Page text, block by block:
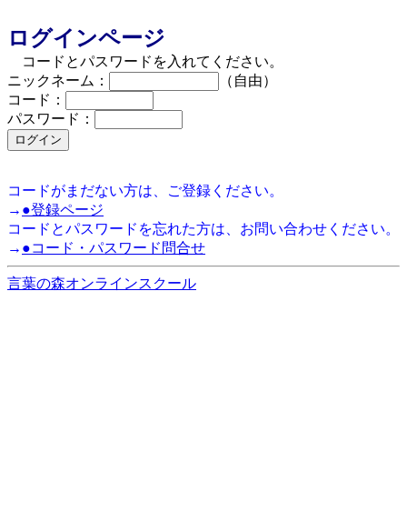
ログインページ
コードとパスワードを入れてください。
ニックネーム：
（自由）
コード：
パスワード：
コードがまだない方は、ご登録ください。
→ ●登録ページ
コードとパスワードを忘れた方は、お問い合わせください。
→ ●コード・パスワード問合せ
言葉の森オンラインスクール